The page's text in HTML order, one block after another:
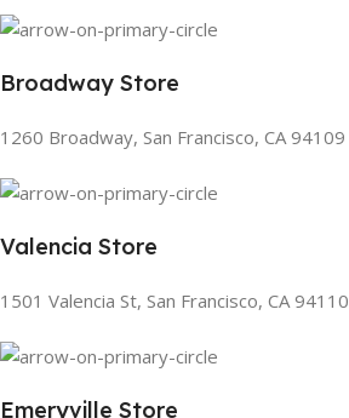
Broadway Store
1260 Broadway, San Francisco, CA 94109
Valencia Store
1501 Valencia St, San Francisco, CA 94110
Emeryville Store